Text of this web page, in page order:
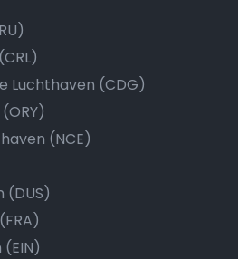
Luchthaven (CDG)
(NCE)
(DUS)